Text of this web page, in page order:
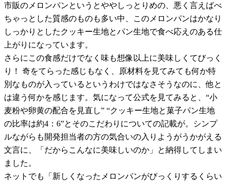
市販のメロンパンというとややしっとりめの、悪く言えばべ
ちゃっとした質感のものも多い中、このメロンパンはかなり
しっかりとしたクッキー生地とパン生地で食べ応えのある仕
上がりになっています。
さらにこの食感だけでなく味も想像以上に美味しくてびっく
り！ 奇をてらった感じもなく、原材料を見てみても何か特
別なものが入っているというわけではなさそうなのに、他と
は違う何かを感じます。気になって公式を見てみると、“小
麦粉や卵黄の配合を見直し” “クッキー生地と菓子パン生地
の比率は約4：6”とそのこだわりについての記載が。シンプ
ルながらも開発担当者の方の気合いの入りようがうかがえる
文言に、「だからこんなに美味しいのか」と納得してしまい
ました。
ネットでも「新しくなったメロンパンがびっくりするくらい